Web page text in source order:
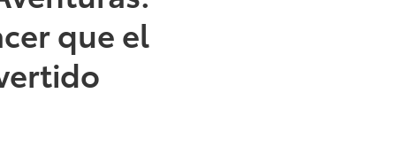
que el